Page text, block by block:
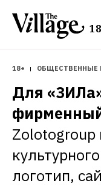
18+ ОБЩЕСТВЕННЫЕ
Для
Zolotogroup
логотип,